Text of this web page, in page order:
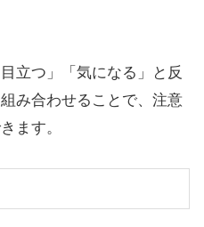
立つ」「気になる」と反
み合わせることで、注意
ます。